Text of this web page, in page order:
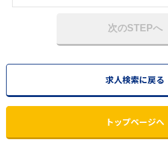
次のSTEPへ
求人検索に戻る
トップページへ